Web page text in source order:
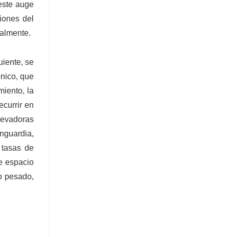
auge
del
se
que
la
en
de
espacio
pesado,